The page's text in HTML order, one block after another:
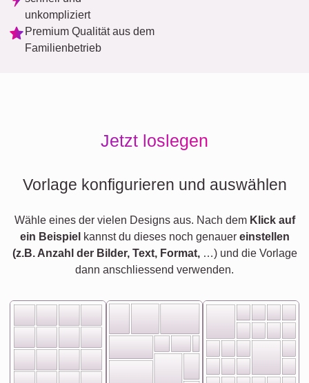
unkompliziert
Premium Qualität aus dem
Familienbetrieb
Jetzt loslegen
Vorlage konfigurieren und auswählen
Wähle eines der vielen Designs aus. Nach dem Klick auf
ein Beispiel kannst du dieses noch genauer einstellen
(z.B. Anzahl der Bilder, Text, Format,…) und die Vorlage
dann anschliessend verwenden.